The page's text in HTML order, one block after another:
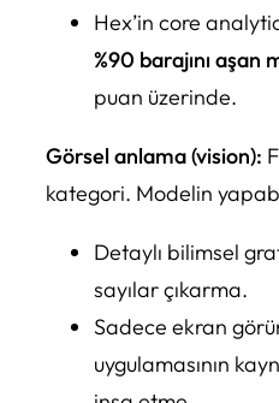
Hex’in core
%90 barajını aşan
puan üzerinde.
Görsel anlama (vision):
kategori. Modelin
Detaylı bilimsel
sayılar çıkarma.
Sadece ekran
uygulamasının